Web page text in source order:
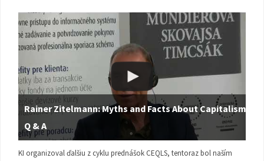
Rainer Zitelmann: Myths and Facts About Capitalism |
Q & A
KI organizoval ďalšiu z cyklu prednášok CEQLS, tentoraz bol naším